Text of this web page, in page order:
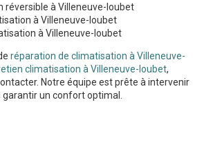
réversible à Villeneuve-loubet
à Villeneuve-loubet
à Villeneuve-loubet
réparation de climatisation à Villeneuve-
climatisation à Villeneuve-loubet,
Notre équipe est prête à intervenir
un confort optimal.